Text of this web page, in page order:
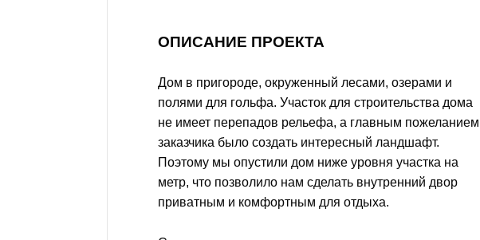
ОПИСАНИЕ ПРОЕКТА
Дом в пригороде, окруженный лесами, озерами и
полями для гольфа. Участок для строительства дома
не имеет перепадов рельефа, а главным пожеланием
заказчика было создать интересный ландшафт.
Поэтому мы опустили дом ниже уровня участка на
метр, что позволило нам сделать внутренний двор
приватным и комфортным для отдыха.